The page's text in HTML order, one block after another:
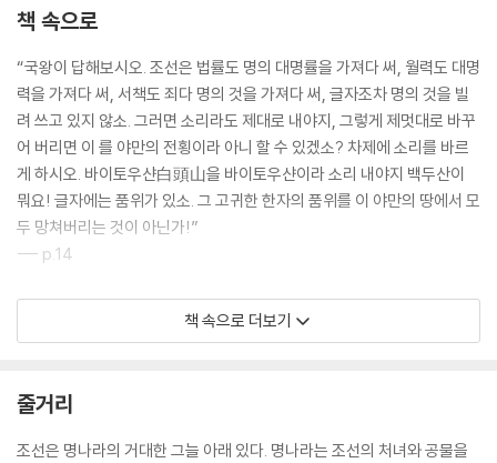
책 속으로
“국왕이 답해보시오. 조선은 법률도 명의 대명률을 가져다 써, 월력도 대명
력을 가져다 써, 서책도 죄다 명의 것을 가져다 써, 글자조차 명의 것을 빌
려 쓰고 있지 않소. 그러면 소리라도 제대로 내야지, 그렇게 제멋대로 바꾸
어 버리면 이 를 야만의 전횡이라 아니 할 수 있겠소? 차제에 소리를 바르
게 하시오. 바이토우샨白頭山을 바이토우샨이라 소리 내야지 백두산이
뭐요! 글자에는 품위가 있소. 그 고귀한 한자의 품위를 이 야만의 땅에서 모
두 망쳐버리는 것이 아닌가!”
--- p.14
원로 한 사람이 숙현의 앞에 놓인 종이를 들어 올렸다. 거기에는 단 한 줄이
적혀있을 뿐이었지만 두 원로는 연신 탄성을 토해냈다. “이거야말로!”,
라왕사억필불성羅王死憶筆不成
신라 왕의 죽음을 생각하자니 차마 시를 써 내려갈 수가 없습니다
책 속으로 더보기
줄거리
조선은 명나라의 거대한 그늘 아래 있다. 명나라는 조선의 처녀와 공물을